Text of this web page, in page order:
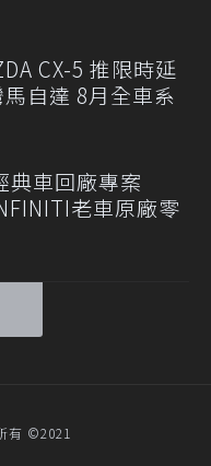
CX-5 推限時延
自達 8月全車系
典車回廠專案
老車原廠零
有 ©2021